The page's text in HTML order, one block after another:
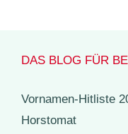
DAS BLOG FÜR
Vornamen-Hitliste
Horstomat